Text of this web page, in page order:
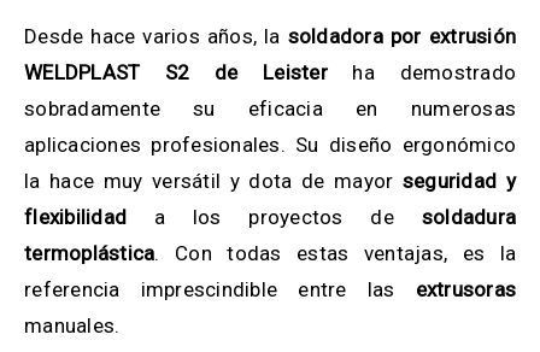
Desde hace varios años, la soldadora por extrusión
WELDPLAST S2
de Leisterha demostrado
sobradamente su eficacia en numerosas
aplicaciones profesionales. Su diseño ergonómico
la hace muy versátil y dota de mayor seguridad y
flexibilidad a los proyectos de soldadura
termoplástica. Con todas estas ventajas, es la
referencia imprescindible entre las extrusoras
manuales.